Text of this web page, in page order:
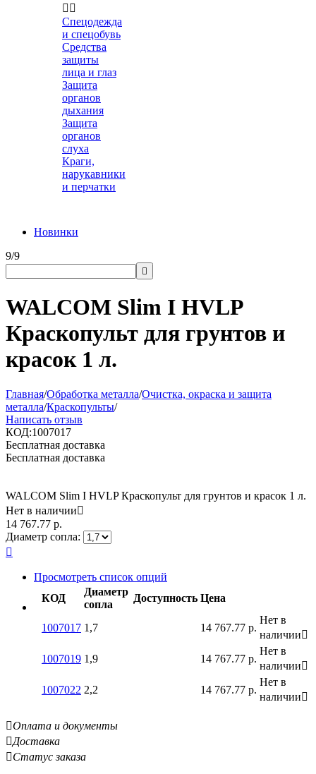
 
Спецодежда
и спецобувь
Средства
защиты
лица и глаз
Защита
органов
дыхания
Защита
органов
слуха
Краги,
нарукавники
и перчатки
Новинки
9/9

WALCOM Slim I HVLP
Краскопульт для грунтов и
красок 1 л.
Главная/Обработка металла/Очистка, окраска и защита
металла/Краскопульты/
Написать отзыв
КОД:1007017
Бесплатная доставка
Бесплатная доставка
WALCOM Slim I HVLP Краскопульт для грунтов и красок 1 л.
Нет в наличии
14 767.77 р.
Диаметр сопла:

Просмотреть список опций
КОД
Диаметр
сопла
Доступность Цена
1007017 1,7 14 767.77 р.
Нет в
наличии
1007019 1,9 14 767.77 р.
Нет в
наличии
1007022 2,2 14 767.77 р.
Нет в
наличии
Оплата и документы
Доставка
Статус заказа